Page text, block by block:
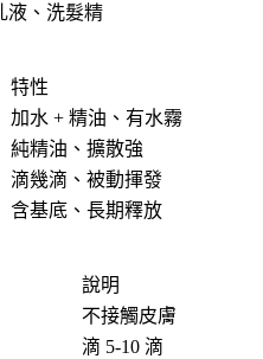
液、洗髮精
特性
加水 + 精油、有水霧
純精油、擴散強
滴幾滴、被動揮發
含基底、長期釋放
說明
不接觸皮膚
滴 5-10 滴